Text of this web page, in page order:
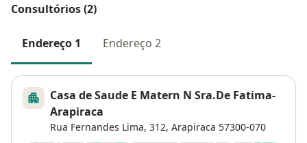
Consultórios (2)
Endereço 1 Endereço 2
Casa de Saude E Matern N Sra.De Fatima-
Arapiraca
Rua Fernandes Lima, 312, Arapiraca 57300-070